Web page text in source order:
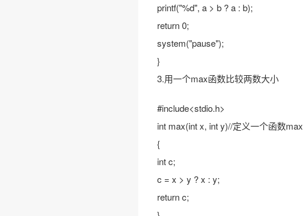
printf("%d", a > b ? a : b);
return 0;
system("pause");
}
3.用一个max函数比较两数大小
#include<stdio.h>
int max(int x, int y)//定义一个函数max
{
int c;
c = x > y ? x : y;
return c;